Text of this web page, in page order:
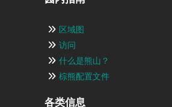
区域图
访问
什么是熊山？
棕熊配置文件
各类信息